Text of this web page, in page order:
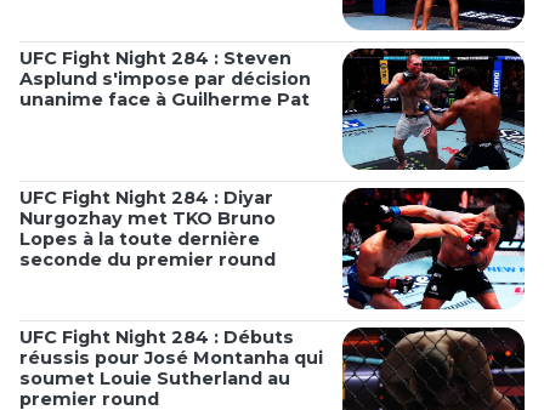
UFC Fight Night 284 : Steven
Asplund s'impose par décision
unanime face à Guilherme Pat
UFC Fight Night 284 : Diyar
Nurgozhay met TKO Bruno
Lopes à la toute dernière
seconde du premier round
UFC Fight Night 284 : Débuts
réussis pour José Montanha qui
soumet Louie Sutherland au
premier round